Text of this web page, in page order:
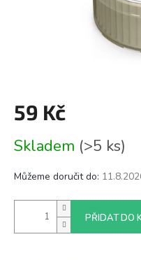
59 Kč
cena:
Skladem (>5 ks)
Můžeme doručit do:
PŘIDAT DO